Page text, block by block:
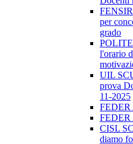
per
grado
l'orario
UIL
prova
11-2025
FEDER
FEDER
CISL
diamo